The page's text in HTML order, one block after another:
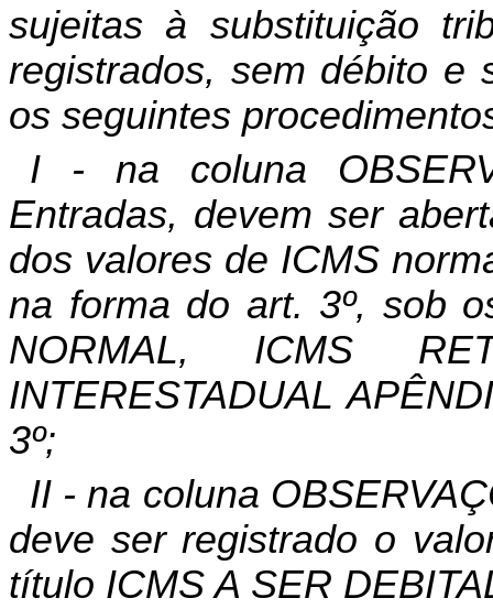
sujeitas à substituição
registrados, sem débito e
os seguintes
I - na coluna
Entradas, devem ser
dos valores de ICMS
na forma do art. 3º, sob
NORMAL, ICMS
INTERESTADUAL
3º;
II - na coluna
deve ser registrado o
título ICMS A SER